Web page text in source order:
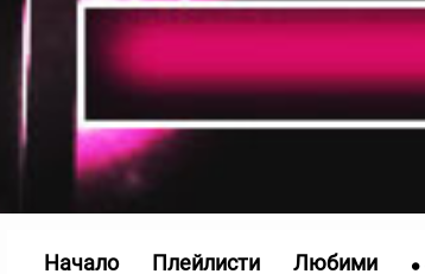
Начало Плейлисти Любими